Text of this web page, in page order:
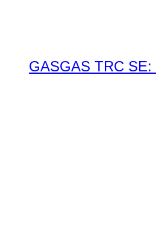
GASGAS TRC